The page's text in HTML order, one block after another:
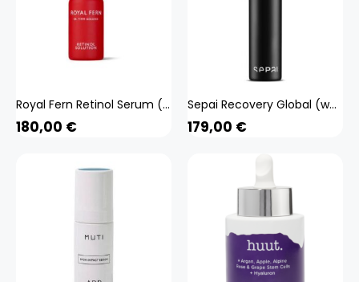
Royal Fern Retinol Serum (weiss 30 ml) Beauty, Gesicht, Gesichtspflege,
180,00 €
Sepai Recovery Global (weiss 35 ml) Beauty, Gesicht, Gesichtspflege, Creme
179,00 €